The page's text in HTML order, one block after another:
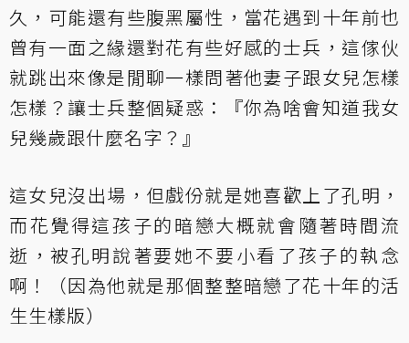
久，可能還有些腹黑屬性，當花遇到十年前也
曾有一面之緣還對花有些好感的士兵，這傢伙
就跳出來像是閒聊一樣問著他妻子跟女兒怎樣
怎樣？讓士兵整個疑惑：『你為啥會知道我女
兒幾歲跟什麼名字？』
這女兒沒出場，但戲份就是她喜歡上了孔明，
而花覺得這孩子的暗戀大概就會隨著時間流
逝，被孔明說著要她不要小看了孩子的執念
啊！（因為他就是那個整整暗戀了花十年的活
生生樣版）